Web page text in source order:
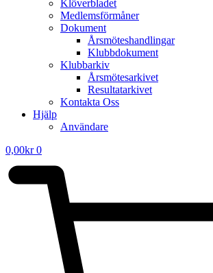
Klöverbladet
Medlemsförmåner
Dokument
Årsmöteshandlingar
Klubbdokument
Klubbarkiv
Årsmötesarkivet
Resultatarkivet
Kontakta Oss
Hjälp
Användare
0,00kr 0